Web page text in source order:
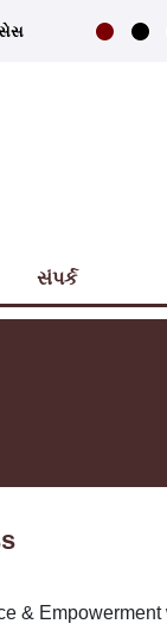
સંપર્ક
&